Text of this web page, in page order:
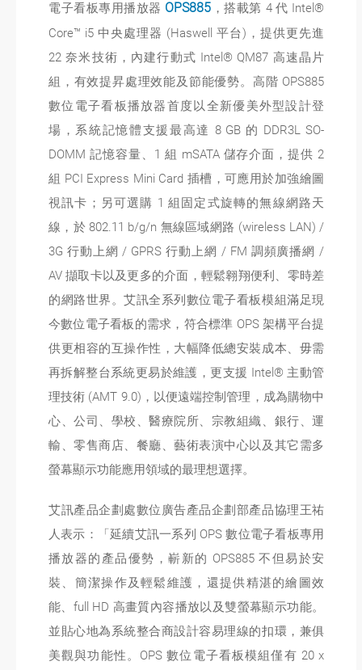
電子看板專用播放器 OPS885 ，搭載第 4 代 Intel®
Core™ i5 中央處理器 (Haswell 平台)，提供更先進
22 奈米技術，內建行動式 Intel® QM87 高速晶片
組，有效提昇處理效能及節能優勢。高階 OPS885
數位電子看板播放器首度以全新優美外型設計登
場，系統記憶體支援最高達 8 GB 的 DDR3L SO-
DOMM 記憶容量、1 組 mSATA 儲存介面，提供 2
組 PCI Express Mini Card 插槽，可應用於加強繪圖
視訊卡；另可選購 1 組固定式旋轉的無線網路天
線，於 802.11 b/g/n 無線區域網路 (wireless LAN) /
3G 行動上網 / GPRS 行動上網 / FM 調頻廣播網 /
AV 擷取卡以及更多的介面，輕鬆翱翔便利、零時差
的網路世界。艾訊全系列數位電子看板模組滿足現
今數位電子看板的需求，符合標準 OPS 架構平台提
供更相容的互操作性，大幅降低總安裝成本、毋需
再拆解整台系統更易於維護，更支援 Intel® 主動管
理技術 (AMT 9.0)，以便遠端控制管理，成為購物中
心、公司、學校、醫療院所、宗教組織、銀行、運
輸、零售商店、餐廳、藝術表演中心以及其它需多
螢幕顯示功能應用領域的最理想選擇。
艾訊產品企劃處數位廣告產品企劃部產品協理王祐
人表示：「延續艾訊一系列 OPS 數位電子看板專用
播放器的產品優勢，嶄新的 OPS885 不但易於安
裝、簡潔操作及輕鬆維護，還提供精湛的繪圖效
能、full HD 高畫質內容播放以及雙螢幕顯示功能。
並貼心地為系統整合商設計容易理線的扣環，兼俱
美觀與功能性。OPS 數位電子看板模組僅有 20 x